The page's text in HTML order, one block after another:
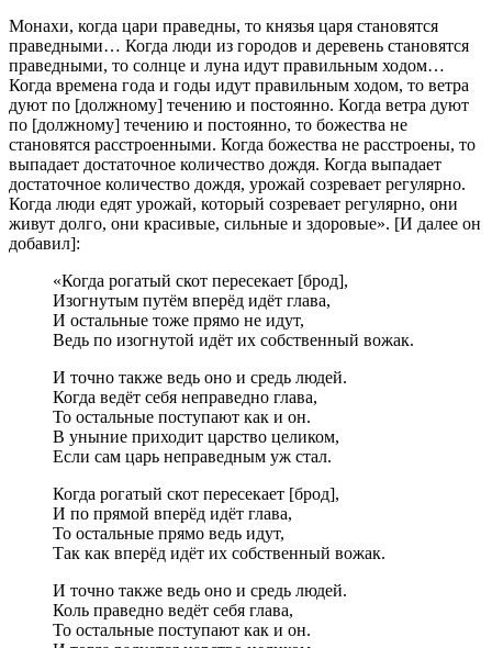
Монахи, когда цари праведны, то князья царя становятся
праведными… Когда люди из городов и деревень становятся
праведными, то солнце и луна идут правильным ходом…
Когда времена года и годы идут правильным ходом, то ветра
дуют по [должному] течению и постоянно. Когда ветра дуют
по [должному] течению и постоянно, то божества не
становятся расстроенными. Когда божества не расстроены, то
выпадает достаточное количество дождя. Когда выпадает
достаточное количество дождя, урожай созревает регулярно.
Когда люди едят урожай, который созревает регулярно, они
живут долго, они красивые, сильные и здоровые». [И далее он
добавил]:
«Когда рогатый скот пересекает [брод],
Изогнутым путём вперёд идёт глава,
И остальные тоже прямо не идут,
Ведь по изогнутой идёт их собственный вожак.
И точно также ведь оно и средь людей.
Когда ведёт себя неправедно глава,
То остальные поступают как и он.
В уныние приходит царство целиком,
Если сам царь неправедным уж стал.
Когда рогатый скот пересекает [брод],
И по прямой вперёд идёт глава,
То остальные прямо ведь идут,
Так как вперёд идёт их собственный вожак.
И точно также ведь оно и средь людей.
Коль праведно ведёт себя глава,
То остальные поступают как и он.